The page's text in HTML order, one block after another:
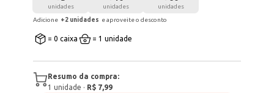
unidades unidades
unidades
Adicione +2 unidades e aproveite o desconto
= 0 caixa = 1 unidade
Resumo da compra:
1 unidade · R$ 7,99